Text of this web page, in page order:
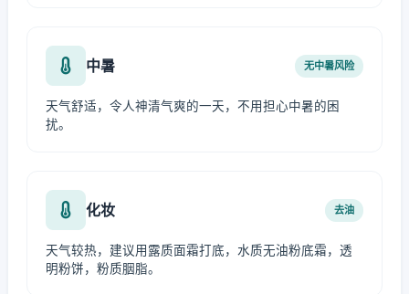
中暑 无中暑风险
天气舒适，令人神清气爽的一天，不用担心中暑的困
扰。
化妆 去油
天气较热，建议用露质面霜打底，水质无油粉底霜，透
明粉饼，粉质胭脂。